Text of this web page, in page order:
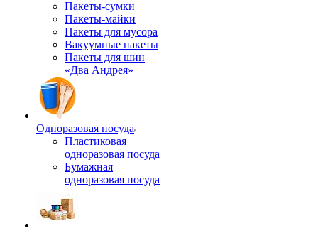
Пакеты-сумки
Пакеты-майки
Пакеты для мусора
Вакуумные пакеты
Пакеты для шин
«Два Андрея»
Одноразовая посуда
Пластиковая
одноразовая посуда
Бумажная
одноразовая посуда